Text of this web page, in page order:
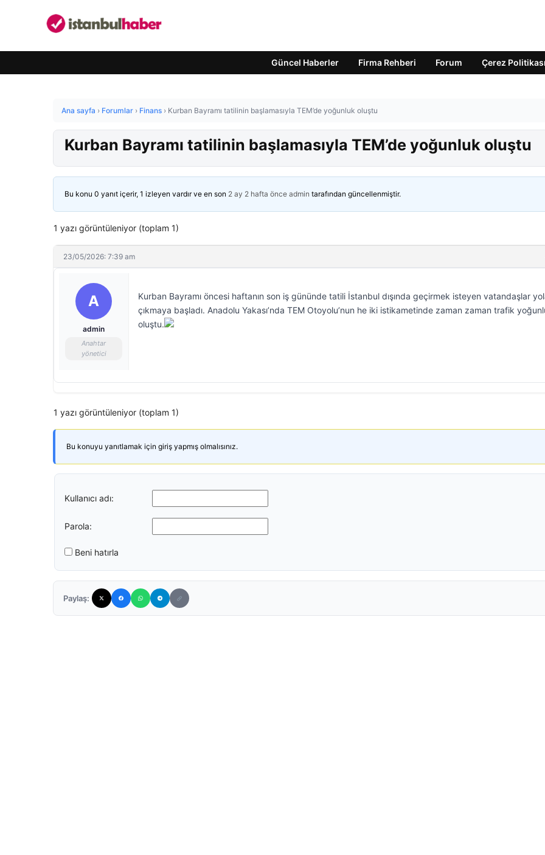
Güncel Haberler Firma Rehberi Forum Çerez Politikası
Ana sayfa › Forumlar › Finans › Kurban Bayramı tatilinin başlamasıyla TEM’de yoğunluk oluştu
Kurban Bayramı tatilinin başlamasıyla TEM’de yoğunluk oluştu
Bu konu 0 yanıt içerir, 1 izleyen vardır ve en son 2 ay 2 hafta önce admin tarafından güncellenmiştir.
1 yazı görüntüleniyor (toplam 1)
23/05/2026: 7:39 am
A
admin
Anahtar
yönetici
Kurban Bayramı öncesi haftanın son iş gününde tatili İstanbul dışında geçirmek isteyen vatandaşlar
çıkmaya başladı. Anadolu Yakası’nda TEM Otoyolu’nun he iki istikametinde zaman zaman trafik
oluştu.
1 yazı görüntüleniyor (toplam 1)
Bu konuyu yanıtlamak için giriş yapmış olmalısınız.
Kullanıcı adı:
Parola:
Beni hatırla
Paylaş: